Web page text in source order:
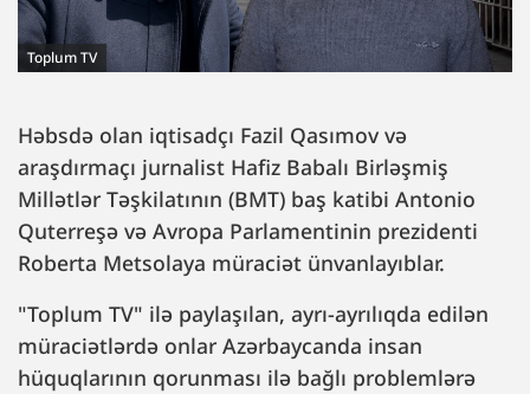
Toplum TV
Həbsdə olan iqtisadçı Fazil Qasımov və
araşdırmaçı jurnalist Hafiz Babalı Birləşmiş
Millətlər Təşkilatının (BMT) baş katibi Antonio
Quterreşə və Avropa Parlamentinin prezidenti
Roberta Metsolaya müraciət ünvanlayıblar.
"Toplum TV" ilə paylaşılan, ayrı-ayrılıqda edilən
müraciətlərdə onlar Azərbaycanda insan
hüquqlarının qorunması ilə bağlı problemlərə